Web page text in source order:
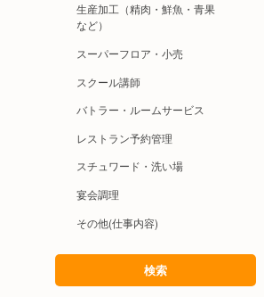
生産加工（精肉・鮮魚・青果
など）
スーパーフロア・小売
スクール講師
バトラー・ルームサービス
レストラン予約管理
スチュワード・洗い場
宴会調理
その他(仕事内容)
検索